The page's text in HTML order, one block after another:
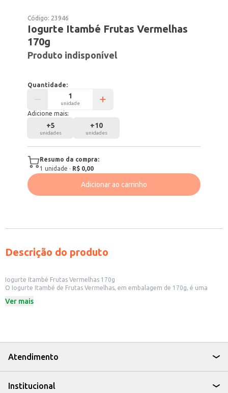
Código: 23946
Iogurte Itambé Frutas Vermelhas
170g
Produto indisponível
Quantidade:
unidade
Adicione mais:
+5
unidades
+10
unidades
Resumo da compra:
1 unidade · R$ 0,00
Adicionar ao carrinho
Descrição do produto
Iogurte Itambé Frutas Vermelhas 170g
O Iogurte Itambé de Frutas Vermelhas, em embalagem de 170g, é uma
consumo individual, ele se encaixa perfeitamente na rotina de quem
Uma opção para levar em viagens ou para o trabalho.
O Iogurte Itambé Frutas Vermelhas é uma escolha saborosa e versátil para
quem busca um produto de qualidade para o consumo individual ou para
Ver mais
Atendimento
Institucional